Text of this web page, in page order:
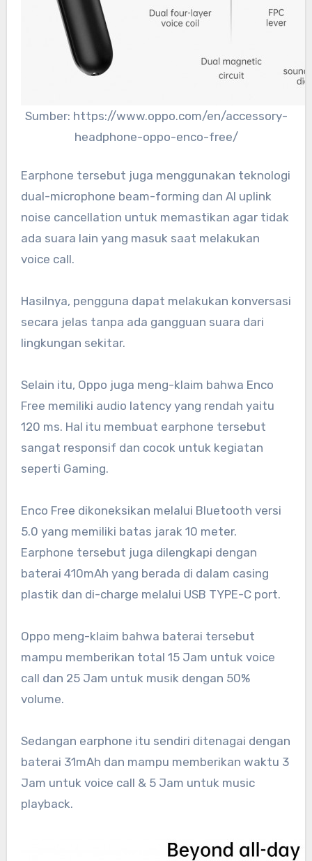
Sumber: https://www.oppo.com/en/accessory-
headphone-oppo-enco-free/
Earphone tersebut juga menggunakan teknologi
dual-microphone beam-forming dan AI uplink
noise cancellation untuk memastikan agar tidak
ada suara lain yang masuk saat melakukan
voice call.
Hasilnya, pengguna dapat melakukan konversasi
secara jelas tanpa ada gangguan suara dari
lingkungan sekitar.
Selain itu, Oppo juga meng-klaim bahwa Enco
Free memiliki audio latency yang rendah yaitu
120 ms. Hal itu membuat earphone tersebut
sangat responsif dan cocok untuk kegiatan
seperti Gaming.
Enco Free dikoneksikan melalui Bluetooth versi
5.0 yang memiliki batas jarak 10 meter.
Earphone tersebut juga dilengkapi dengan
baterai 410mAh yang berada di dalam casing
plastik dan di-charge melalui USB TYPE-C port.
Oppo meng-klaim bahwa baterai tersebut
mampu memberikan total 15 Jam untuk voice
call dan 25 Jam untuk musik dengan 50%
volume.
Sedangan earphone itu sendiri ditenagai dengan
baterai 31mAh dan mampu memberikan waktu 3
Jam untuk voice call & 5 Jam untuk music
playback.